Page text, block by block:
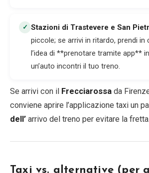
✓ Stazioni di Trastevere e San
piccole; se arrivi in ritardo, prendi in
l’idea di **prenotare tramite app**
un’auto incontri il tuo treno.
Se arrivi con il Frecciarossa da
conviene aprire l’applicazione taxi un
dell’ arrivo del treno per evitare la fretta.
Taxi vs. alternative (per